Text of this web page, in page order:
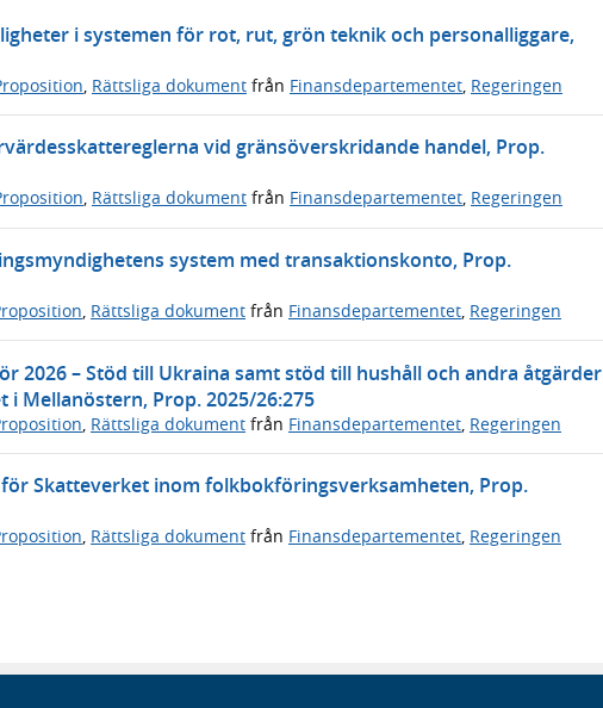
i systemen för rot, rut, grön teknik och personalliggare,
Rättsliga dokument från Finansdepartementet Regeringen
vid gränsöverskridande handel, Prop.
, Rättsliga dokument från Finansdepartementet, Regeringen
system med transaktionskonto, Prop.
, Rättsliga dokument från Finansdepartementet, Regeringen
2026 – Stöd till Ukraina samt stöd till hushåll och andra åtgärder
i Mellanöstern, Prop. 2025/26:275
Rättsliga dokument från Finansdepartementet Regeringen
Skatteverket inom folkbokföringsverksamheten, Prop.
, Rättsliga dokument från Finansdepartementet, Regeringen